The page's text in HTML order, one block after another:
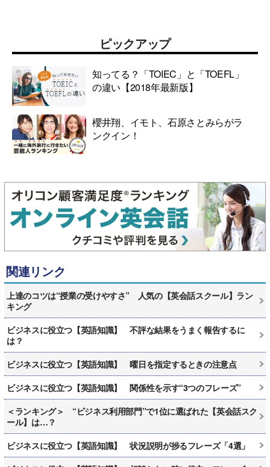
ピックアップ
知ってる？「TOIEC」と「TOEFL」
の違い【2018年最新版】
櫻井翔、イモト、石原さとみらがラ
ンクイン！
関連リンク
上達のコツは“授業の受けやすさ” 人気の【英会話スクール】ラン
キング
ビジネスに役立つ【英語知識】 不評な結果をうまく報告するに
は？
ビジネスに役立つ【英語知識】 曜日を指定するときの注意点
ビジネスに役立つ【英語知識】 関係性を示す“3つのフレーズ”
＜ランキング＞ “ビジネス利用部門”で1位に選ばれた【英会話スク
ール】は…？
ビジネスに役立つ【英語知識】 状況説明が捗るフレーズ「4選」